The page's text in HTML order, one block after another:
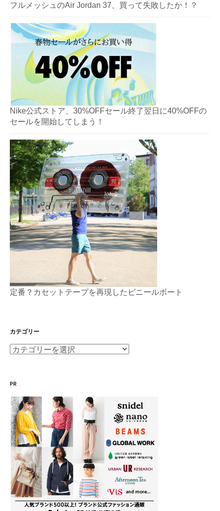
フルメッシュのAir Jordan 37、買って失敗したか！？
Nike公式ストア、30%OFFセール終了翌日に40%OFFの
セールを開始してしまう！
定番？カセットテープを再現したビニールボート
カテゴリー
カ
リ
ー
PR